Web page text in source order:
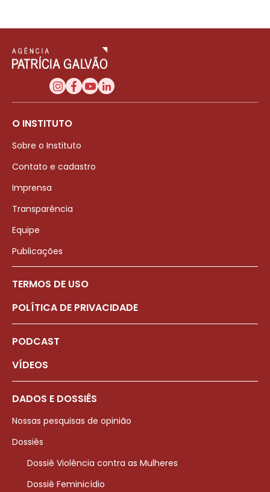
O INSTITUTO
Sobre o Instituto
Contato e cadastro
Imprensa
Transparência
Equipe
Publicações
TERMOS DE USO
POLÍTICA DE PRIVACIDADE
PODCAST
VÍDEOS
DADOS E DOSSIÊS
Nossas pesquisas de opinião
Dossiês
Dossiê Violência contra as Mulheres
Dossiê Feminicídio